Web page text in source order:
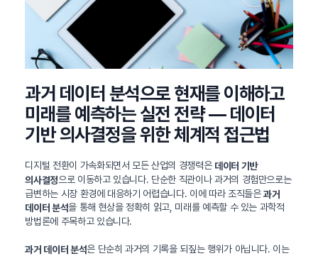
정부지원사업
과거 데이터 분석으로 현재를 이해하고
미래를 예측하는 실전 전략 — 데이터
기반 의사결정을 위한 체계적 접근법
디지털 전환이 가속화되면서 모든 산업의 경쟁력은 데이터 기반
의사결정으로 이동하고 있습니다. 단순한 직관이나 과거의 경험만으로는
급변하는 시장 환경에 대응하기 어렵습니다. 이에 따라 조직들은과거
데이터 분석을 통해 현상을 정확히 읽고, 미래를 예측할 수 있는 과학적
방법론에 주목하고 있습니다.
과거 데이터 분석은 단순히 과거의 기록을 되짚는 행위가 아닙니다. 이는